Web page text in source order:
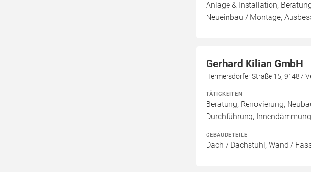
Anlage & Installation,
Neueinbau / Montage,
Gerhard Kilian GmbH
Hermersdorfer Straße 15, 91487
TÄTIGKEITEN
Beratung, Renovierung,
Durchführung,
GEBÄUDETEILE
Dach / Dachstuhl, Wand /